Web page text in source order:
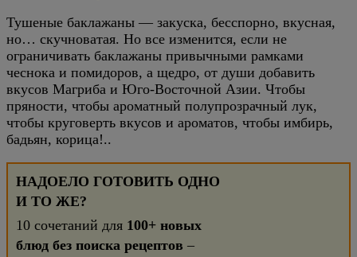
Тушеные баклажаны — закуска, бесспорно, вкусная,
но… скучноватая. Но все изменится, если не
ограничивать баклажаны привычными рамками
чеснока и помидоров, а щедро, от души добавить
вкусов Магриба и Юго-Восточной Азии. Чтобы
пряности, чтобы ароматный полупрозрачный лук,
чтобы круговерть вкусов и ароматов, чтобы имбирь,
бадьян, корица!..
НАДОЕЛО ГОТОВИТЬ ОДНО
И ТО ЖЕ?
10 сочетаний для 100+ новых
блюд без поиска рецептов –